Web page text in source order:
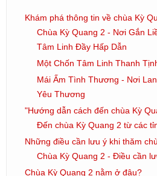
Khám phá thông tin về chùa Kỳ
Chùa Kỳ Quang 2 - Nơi Gắn
Tâm Linh Đầy Hấp Dẫn
Một Chốn Tâm Linh Thanh
Mái Ấm Tình Thương - Nơi
Yêu Thương
"Hướng dẫn cách đến chùa Kỳ
Đến chùa Kỳ Quang 2 từ các
Những điều cần lưu ý khi thăm
Chùa Kỳ Quang 2 - Điều cần
Chùa Kỳ Quang 2 nằm ở đâu?